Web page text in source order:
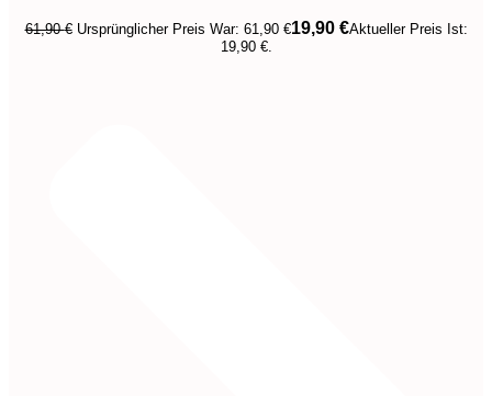
61,90€ Ursprünglicher Preis War: 61,90 €19,90 €Aktueller Preis Ist:
19,90 €.